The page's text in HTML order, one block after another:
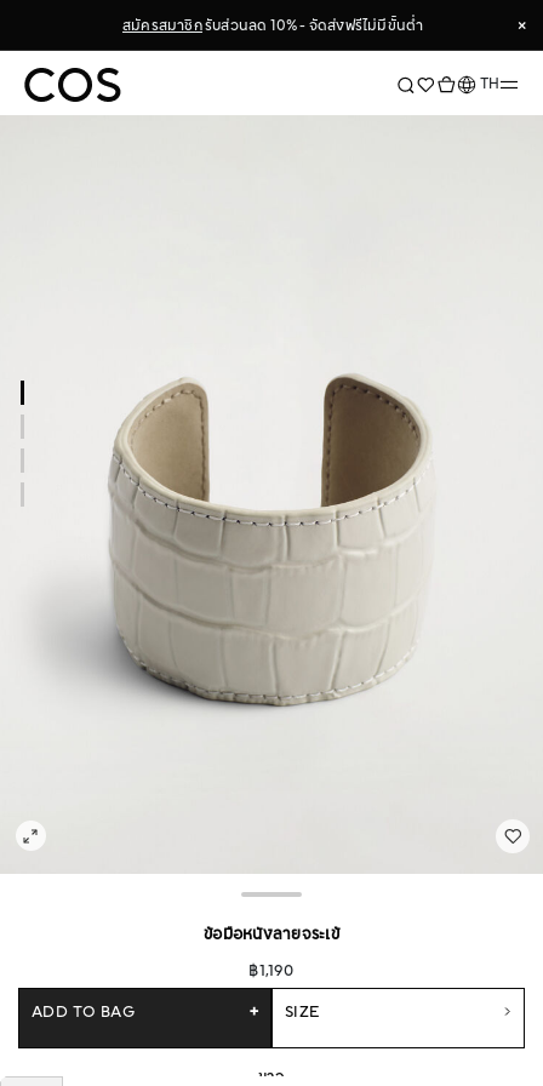
สมัครสมาชิกรับส่วนลด 10% - จัดส่งฟรีไม่มีขั้นต่ำ
×
×
ภาษาTH
ข้อมือหนังลายจระเข้
฿1,190
SIZE
ADD TO BAG +
ขาว